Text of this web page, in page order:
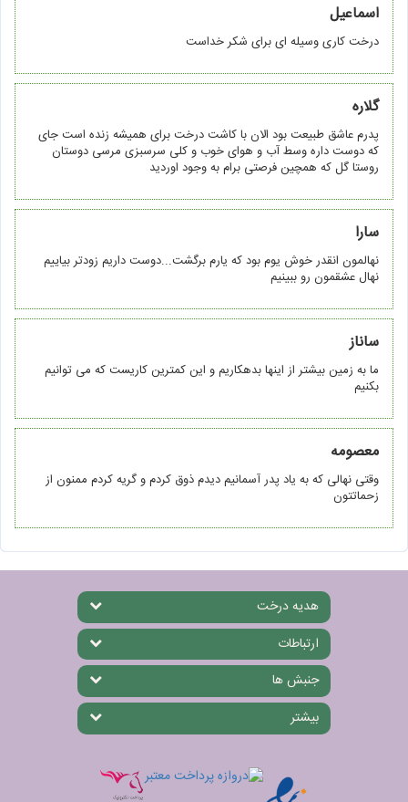
اسماعیل
درخت کاری وسیله ای برای شکر خداست
گلاره
پدرم عاشق طبیعت بود الان با کاشت درخت برای همیشه زنده است جای
که دوست داره وسط آب و هوای خوب و کلی سرسبزی مرسی دوستان
روستا گل که همچین فرصتی برام به وجود اوردید
سارا
نهالمون انقدر خوش یوم بود که یارم برگشت...دوست داریم زودتر بیاییم
نهال عشقمون رو ببینیم
ساناز
ما به زمین بیشتر از اینها بدهکاریم و این کمترین کاریست که می توانیم
بکنیم
معصومه
وقتی نهالی که به یاد پدر آسمانیم دیدم ذوق کردم و گریه کردم ممنون از
زحماتتون
هدیه درخت
ارتباطات
جنبش ها
بیشتر